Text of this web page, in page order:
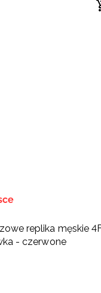
replika męskie
- czerwone